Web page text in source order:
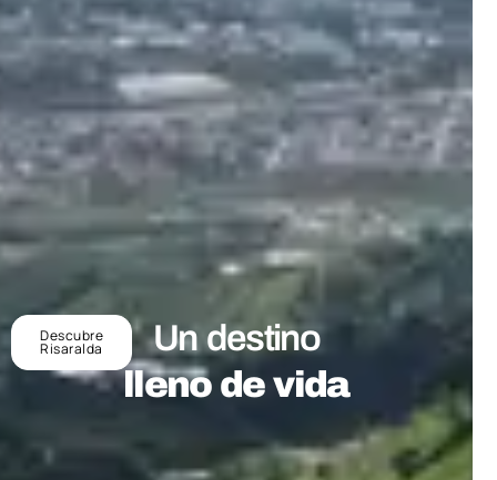
Descubre
Risaralda
Un destino
lleno de vida